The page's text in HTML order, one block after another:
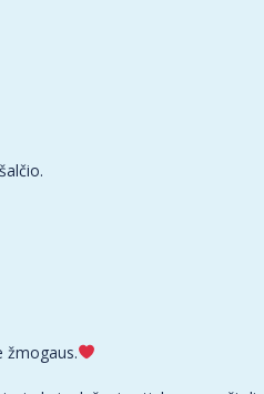
žmogaus.